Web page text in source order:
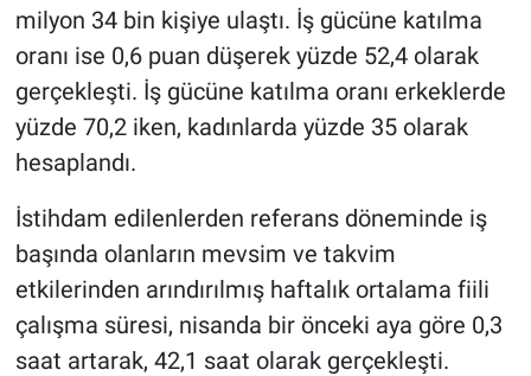
milyon 34 bin kişiye ulaştı. İş gücüne katılma
oranı ise 0,6 puan düşerek yüzde 52,4 olarak
gerçekleşti. İş gücüne katılma oranı erkeklerde
yüzde 70,2 iken, kadınlarda yüzde 35 olarak
hesaplandı.
İstihdam edilenlerden referans döneminde iş
başında olanların mevsim ve takvim
etkilerinden arındırılmış haftalık ortalama fiili
çalışma süresi, nisanda bir önceki aya göre 0,3
saat artarak, 42,1 saat olarak gerçekleşti.